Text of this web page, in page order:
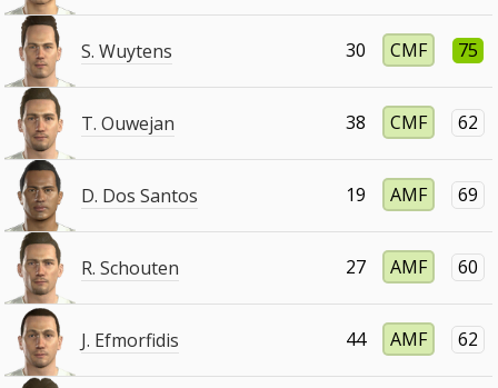
S. Wuytens 30 CMF 75
T. Ouwejan 38 CMF 62
D. Dos Santos 19 AMF 69
R. Schouten 27 AMF 60
J. Efmorfidis 44 AMF 62